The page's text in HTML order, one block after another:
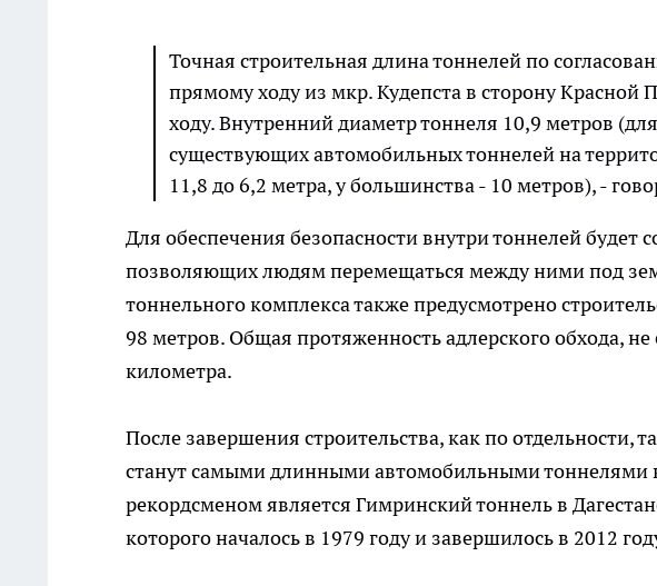
Точная строительная длина тоннелей по
прямому ходу из мкр. Кудепста в сторону
ходу. Внутренний диаметр тоннеля 10,9 метров
существующих автомобильных тоннелей на
11,8 до 6,2 метра, у большинства - 10 метров), -
Для обеспечения безопасности внутри тоннелей будет
позволяющих людям перемещаться между ними под
тоннельного комплекса также предусмотрено
98 метров. Общая протяженность адлерского обхода, не
километра.
После завершения строительства, как по отдельности,
станут самыми длинными автомобильными тоннелями
рекордсменом является Гимринский тоннель в
которого началось в 1979 году и завершилось в 2012